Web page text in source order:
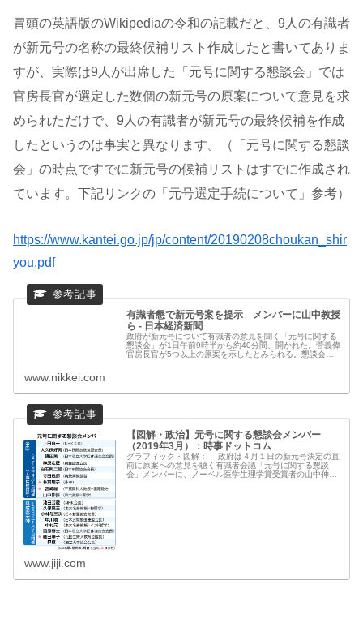
冒頭の英語版のWikipediaの令和の記載だと、9人の有識者
が新元号の名称の最終候補リスト作成したと書いてありま
すが、実際は9人が出席した「元号に関する懇談会」では
官房長官が選定した数個の新元号の原案について意見を求
められただけで、9人の有識者が新元号の最終候補を作成
したというのは事実と異なります。（「元号に関する懇談
会」の時点ですでに新元号の候補リストはすでに作成され
ています。下記リンクの「元号選定手続について」参考）
https://www.kantei.go.jp/jp/content/20190208choukan_shir
you.pdf
有識者懇で新元号案を提示 メンバーに山中教授
ら - 日本経済新聞
政府が新元号について有識者の意見を聞く「元号に関する
懇談会」が1日午前9時半から約40分間、開かれた。菅義偉
官房長官が5つ以上の原案を示したとみられる。懇談会に
www.nikkei.com
【図解・政治】元号に関する懇談会メンバー
（2019年3月）：時事ドットコム
グラフィック・図解： 政府は４月１日の新元号決定の直
前に原案への意見を聴く有識者会議「元号に関する懇談
会」メンバーに、ノーベル医学生理学賞受賞者の山中伸弥
www.jiji.com